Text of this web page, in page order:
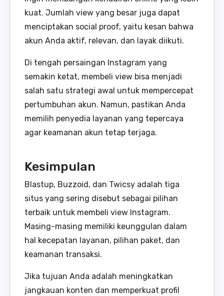
kuat. Jumlah view yang besar juga dapat
menciptakan social proof, yaitu kesan bahwa
akun Anda aktif, relevan, dan layak diikuti.
Di tengah persaingan Instagram yang
semakin ketat, membeli view bisa menjadi
salah satu strategi awal untuk mempercepat
pertumbuhan akun. Namun, pastikan Anda
memilih penyedia layanan yang tepercaya
agar keamanan akun tetap terjaga.
Kesimpulan
Blastup, Buzzoid, dan Twicsy adalah tiga
situs yang sering disebut sebagai pilihan
terbaik untuk membeli view Instagram.
Masing-masing memiliki keunggulan dalam
hal kecepatan layanan, pilihan paket, dan
keamanan transaksi.
Jika tujuan Anda adalah meningkatkan
jangkauan konten dan memperkuat profil